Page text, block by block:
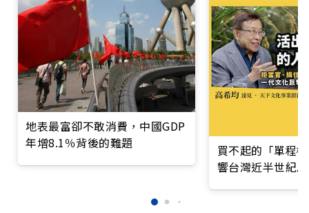
地表最富卻不敢消費，中國GDP
年增8.1％背後的難題
買不起的「單程
響台灣近半世紀